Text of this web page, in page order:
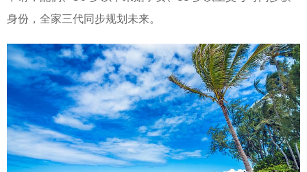
身份，全家三代同步规划未来。